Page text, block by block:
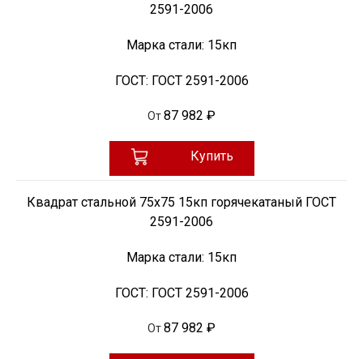
2591-2006
Марка стали: 15кп
ГОСТ: ГОСТ 2591-2006
От87 982 ₽
Купить
Квадрат стальной 75х75 15кп горячекатаный ГОСТ
2591-2006
Марка стали: 15кп
ГОСТ: ГОСТ 2591-2006
От87 982 ₽